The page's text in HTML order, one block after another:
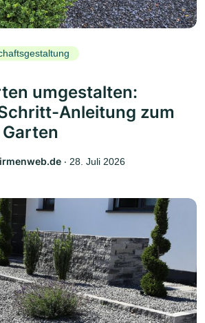
umgestalten:
Anleitung zum
‧ 28. Juli 2026